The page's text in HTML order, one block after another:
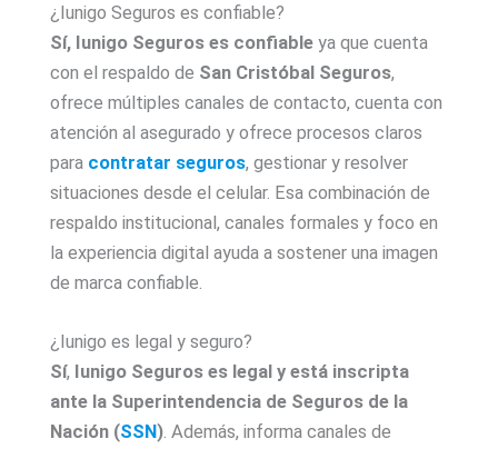
¿Iunigo Seguros es confiable?
Sí, Iunigo Seguros es confiable ya que cuenta
con el respaldo de San Cristóbal Seguros,
ofrece múltiples canales de contacto, cuenta con
atención al asegurado y ofrece procesos claros
para contratar seguros, gestionar y resolver
situaciones desde el celular. Esa combinación de
respaldo institucional, canales formales y foco en
la experiencia digital ayuda a sostener una imagen
de marca confiable.
¿Iunigo es legal y seguro?
Sí, Iunigo Seguros es legal y está inscripta
ante la Superintendencia de Seguros de la
Nación (SSN) . Además, informa canales de